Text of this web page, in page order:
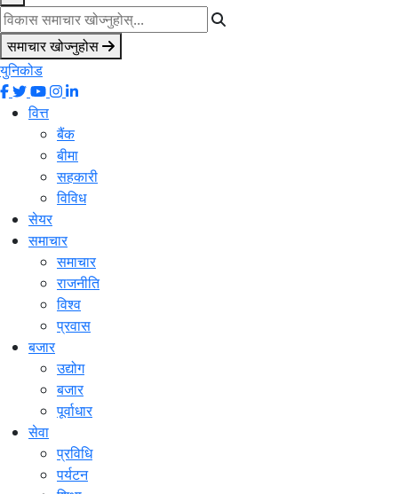
समाचार खोज्नुहोस
युनिकोड
वित्त
बैंक
बीमा
सहकारी
विविध
सेयर
समाचार
समाचार
राजनीति
विश्व
प्रवास
बजार
उद्योग
बजार
पूर्वाधार
सेवा
प्रविधि
पर्यटन